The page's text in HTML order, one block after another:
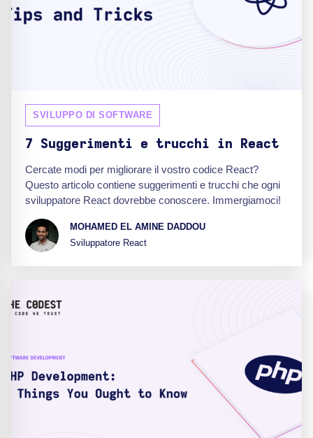
SVILUPPO DI SOFTWARE
7 Suggerimenti e trucchi in React
Cercate modi per migliorare il vostro codice React?
Questo articolo contiene suggerimenti e trucchi che ogni
sviluppatore React dovrebbe conoscere. Immergiamoci!
MOHAMED EL AMINE DADDOU
Sviluppatore React